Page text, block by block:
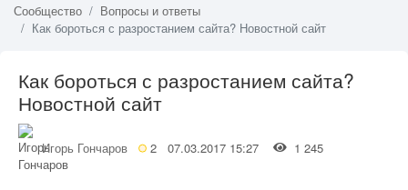
Сообщество
Вопросы и ответы
Как бороться с разростанием сайта? Новостной сайт
Как бороться с разростанием сайта?
Новостной сайт
Игорь Гончаров 2 07.03.2017 15:27 1 245